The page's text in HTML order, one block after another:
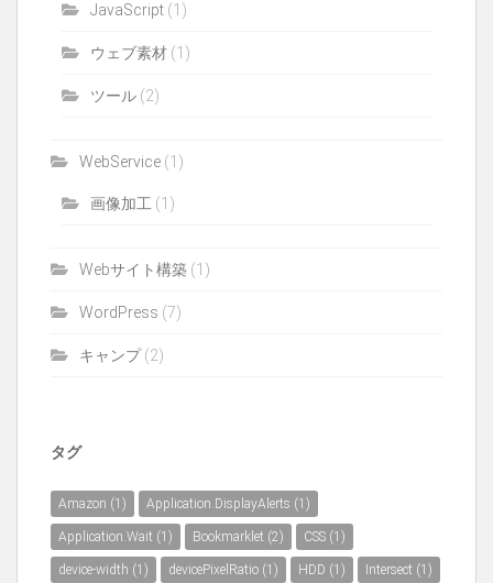
JavaScript (1)
ウェブ素材 (1)
ツール (2)
WebService (1)
画像加工 (1)
Webサイト構築 (1)
WordPress (7)
キャンプ(2)
タグ
Amazon (1) Application.DisplayAlerts (1)
Application.Wait (1) Bookmarklet (2) CSS (1)
device-width (1) devicePixelRatio (1) HDD (1) Intersect (1)